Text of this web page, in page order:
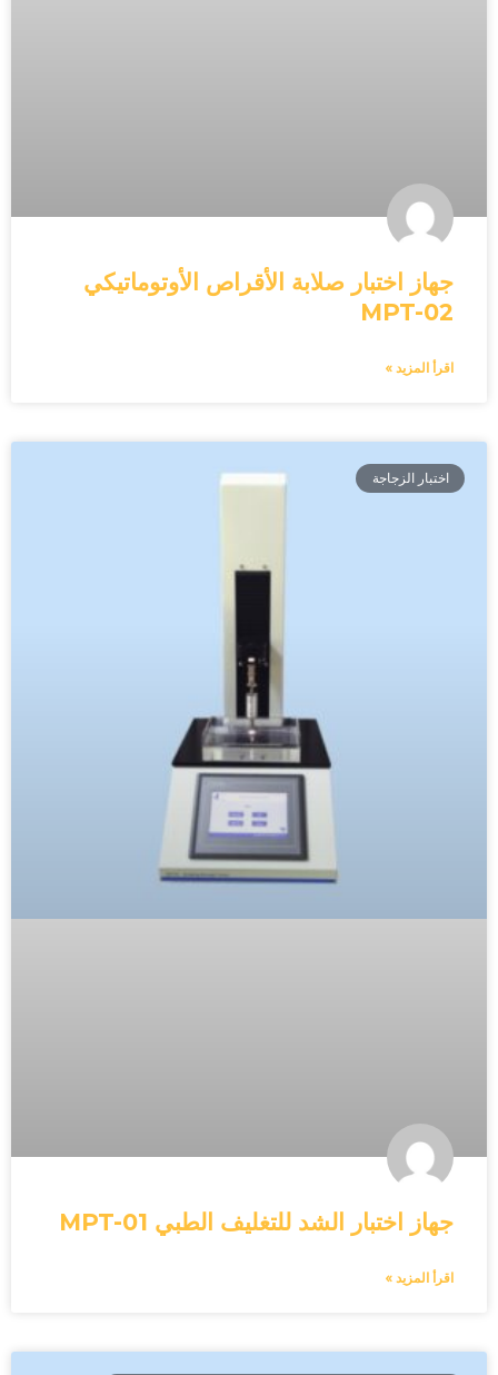
جهاز اختبار صلابة الأقراص الأوتوماتيكي
MPT-02
اقرأ المزيد »
اختبار الزجاجة
جهاز اختبار الشد للتغليف الطبي MPT-01
اقرأ المزيد »